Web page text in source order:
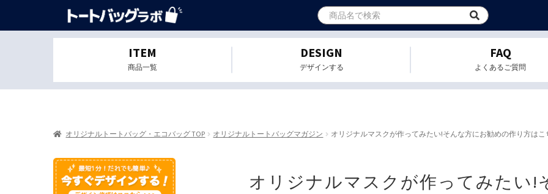
ITEM
商品一覧
DESIGN
デザインする
FAQ
よくあるご質問
オリジナルトートバッグ・エコバッグ TOP オリジナルトートバッグマガジン オリジナルマスクが作ってみたい!そんな方にお勧めの作り方はこ
オリジナルマスクが作ってみたい!